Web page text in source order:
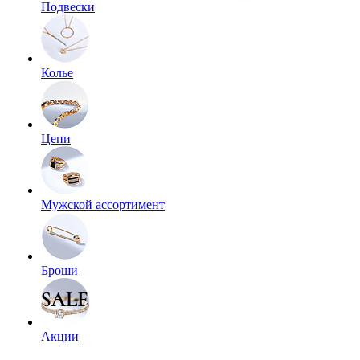
Подвески
Колье
Цепи
Мужской ассортимент
Броши
Акции